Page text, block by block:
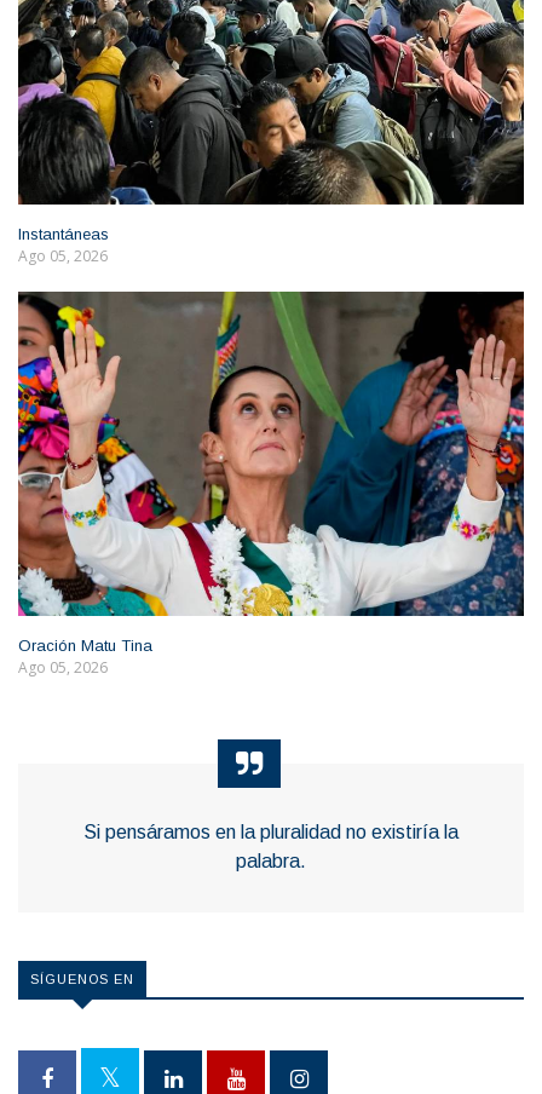
Instantáneas
Ago 05, 2026
Oración Matu Tina
Ago 05, 2026
Si pensáramos en la pluralidad no existiría la
palabra.
SÍGUENOS EN